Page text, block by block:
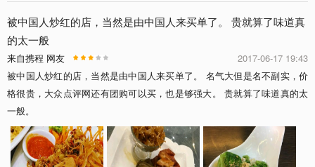
被中国人炒红的店，当然是由中国人来买单了。 贵就算了味道真
的太一般
2017-06-17 19:43
来自携程 网友
被中国人炒红的店，当然是由中国人来买单了。 名气大但是名不副实，价
格很贵，大众点评网还有团购可以买，也是够强大。 贵就算了味道真的太
一般。